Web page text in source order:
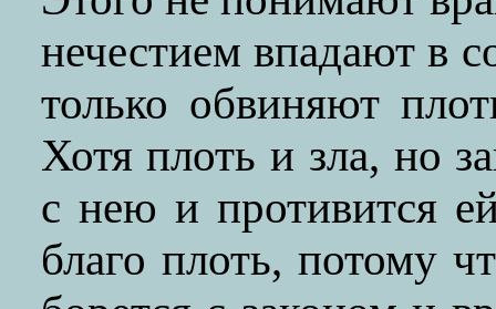
нечестием впадают в
только обвиняют
Хотя плоть и зла, но
с нею и противится
благо плоть, потому